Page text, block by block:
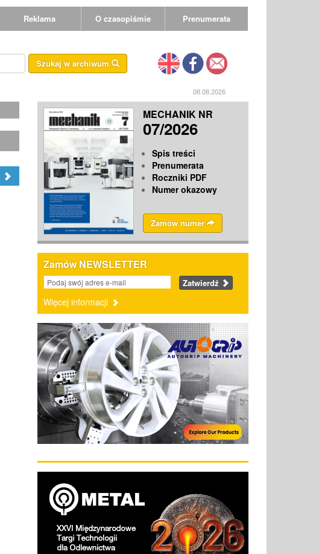
Reklama O czasopiśmie Prenumerata
Szukaj w archiwum
08.08.2026
MECHANIK NR
07/2026
Spis treści
Prenumerata
Roczniki PDF
Numer okazowy
Zamów numer
Zamów NEWSLETTER
Zatwierdź
Więcej informacji